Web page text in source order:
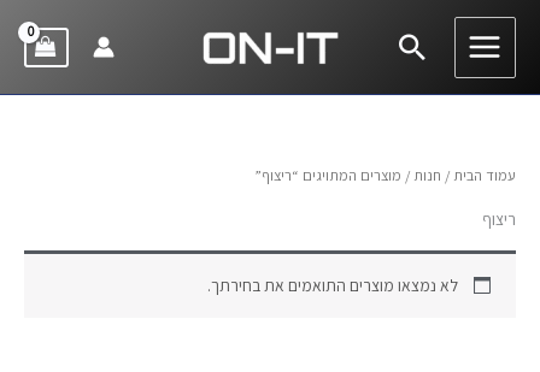
דילוג
חיפוש
עמוד הבית / חנות / מוצרים המתויגים “ריצוף”
ריצוף
לא נמצאו מוצרים התואמים את בחירתך.